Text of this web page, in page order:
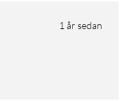
1 år sedan